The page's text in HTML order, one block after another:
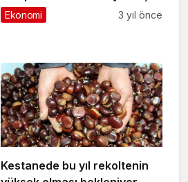
Ekonomi 3 yıl önce
Kestanede bu yıl rekoltenin